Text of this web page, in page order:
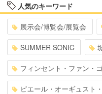
人気のキーワード
展示会/博覧会/展覧会
SUMMER SONIC
フィンセント・ファン・
ピエール・オーギュスト